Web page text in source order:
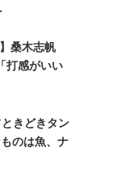
】桑木志帆
打感がいい
ときどきタン
のは魚、ナ